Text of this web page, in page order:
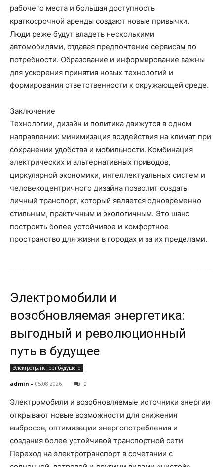
рабочего места и большая доступность
краткосрочной аренды создают новые привычки.
Люди реже будут владеть несколькими
автомобилями, отдавая предпочтение сервисам по
потребности. Образование и информирование важны
для ускорения принятия новых технологий и
формирования ответственности к окружающей среде.
Заключение
Технологии, дизайн и политика движутся в одном
направлении: минимизация воздействия на климат при
сохранении удобства и мобильности. Комбинация
электрических и альтернативных приводов,
циркулярной экономики, интеллектуальных систем и
человекоцентричного дизайна позволит создать
личный транспорт, который является одновременно
стильным, практичным и экологичным. Это шанс
построить более устойчивое и комфортное
пространство для жизни в городах и за их пределами.
Электромобили и
возобновляемая энергетика:
выгодный и революционный
путь в будущее
Электротранспорт будущего
admin - 05.08.2026 0
Электромобили и возобновляемые источники энергии
открывают новые возможности для снижения
выбросов, оптимизации энергопотребления и
создания более устойчивой транспортной сети.
Переход на электротранспорт в сочетании с